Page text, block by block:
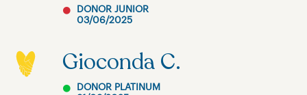
DONOR JUNIOR
03/06/2025
Gioconda C.
DONOR PLATINUM